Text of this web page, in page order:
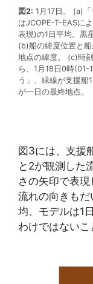
図2: 1月17日。 (a)
はJCOPE-T-EASに
表現)の1日平均。黒
(b)船の緯度位置と
地点の緯度。 (c)時
ら、1月18日0時(01-
う」、緑線が支援
が一日の最終地点。
図3には、支援
と2が観測した
さの矢印で表
流れの向きも
均、モデルは1
わけではないこ